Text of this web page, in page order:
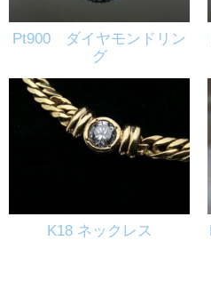
Pt900 ダイヤモンドリン
グ
K18 ネックレス